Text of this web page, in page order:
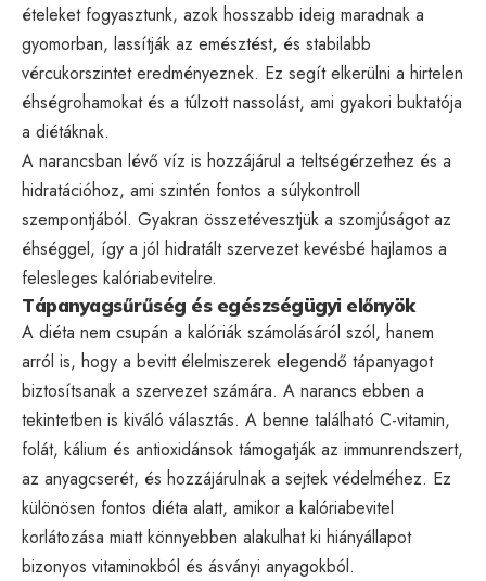
ételeket fogyasztunk, azok hosszabb ideig maradnak a
gyomorban, lassítják az emésztést, és stabilabb
vércukorszintet eredményeznek. Ez segít elkerülni a hirtelen
éhségrohamokat és a túlzott nassolást, ami gyakori buktatója
a diétáknak.
A narancsban lévő víz is hozzájárul a teltségérzethez és a
hidratációhoz, ami szintén fontos a súlykontroll
szempontjából. Gyakran összetévesztjük a szomjúságot az
éhséggel, így a jól hidratált szervezet kevésbé hajlamos a
felesleges kalóriabevitelre.
Tápanyagsűrűség és egészségügyi előnyök
A diéta nem csupán a kalóriák számolásáról szól, hanem
arról is, hogy a bevitt élelmiszerek elegendő tápanyagot
biztosítsanak a szervezet számára. A narancs ebben a
tekintetben is kiváló választás. A benne található C-vitamin,
folát, kálium és antioxidánsok támogatják az immunrendszert,
az anyagcserét, és hozzájárulnak a sejtek védelméhez. Ez
különösen fontos diéta alatt, amikor a kalóriabevitel
korlátozása miatt könnyebben alakulhat ki hiányállapot
bizonyos vitaminokból és ásványi anyagokból.